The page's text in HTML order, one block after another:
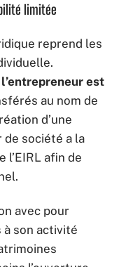
limitée
reprend les
est
au nom de
d’une
société a la
l’EIRL afin de
avec pour
son activité